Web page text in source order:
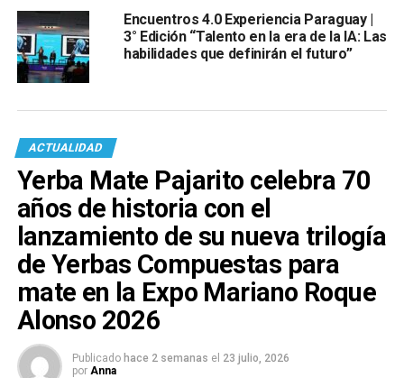
Encuentros 4.0 Experiencia Paraguay |
3° Edición “Talento en la era de la IA: Las
habilidades que definirán el futuro”
ACTUALIDAD
Yerba Mate Pajarito celebra 70
años de historia con el
lanzamiento de su nueva trilogía
de Yerbas Compuestas para
mate en la Expo Mariano Roque
Alonso 2026
Publicado hace 2 semanas el 23 julio, 2026
por Anna